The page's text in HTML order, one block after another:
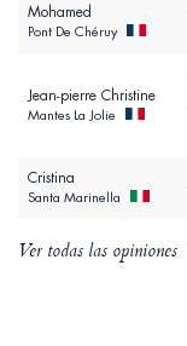
Mohamed
Pont De Chéruy
Jean-pierre Christine
Mantes La Jolie
Cristina
Santa Marinella
Ver todas las opiniones